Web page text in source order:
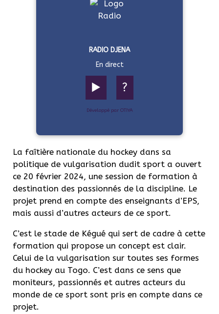
RADIO DJENA
En direct
▶️ ?
Développé par OTIYA
La faîtière nationale du hockey dans sa
politique de vulgarisation dudit sport a ouvert
ce 20 février 2024, une session de formation à
destination des passionnés de la discipline. Le
projet prend en compte des enseignants d’EPS,
mais aussi d’autres acteurs de ce sport.
C’est le stade de Kégué qui sert de cadre à cette
formation qui propose un concept est clair.
Celui de la vulgarisation sur toutes ses formes
du hockey au Togo. C’est dans ce sens que
moniteurs, passionnés et autres acteurs du
monde de ce sport sont pris en compte dans ce
projet.